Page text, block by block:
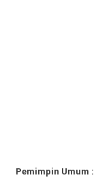
Pemimpin Umum :